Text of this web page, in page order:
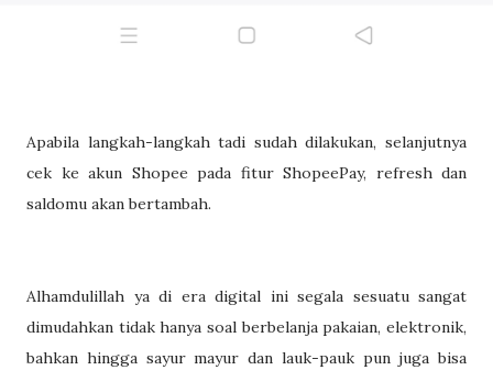
Apabila langkah-langkah tadi sudah dilakukan, selanjutnya
cek ke akun Shopee pada fitur ShopeePay, refresh dan
saldomu akan bertambah.
Alhamdulillah ya di era digital ini segala sesuatu sangat
dimudahkan tidak hanya soal berbelanja pakaian, elektronik,
bahkan hingga sayur mayur dan lauk-pauk pun juga bisa